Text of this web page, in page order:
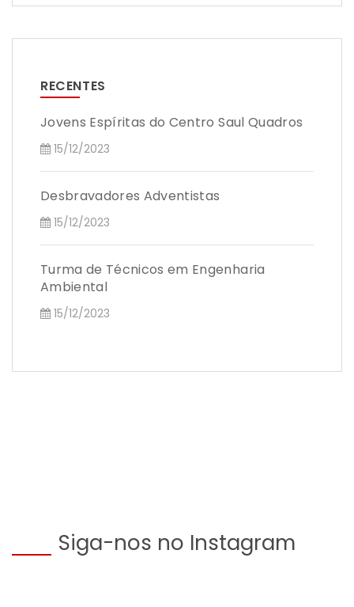
RECENTES
Jovens Espíritas do Centro Saul Quadros
15/12/2023
Desbravadores Adventistas
15/12/2023
Turma de Técnicos em Engenharia
Ambiental
15/12/2023
Siga-nos no Instagram